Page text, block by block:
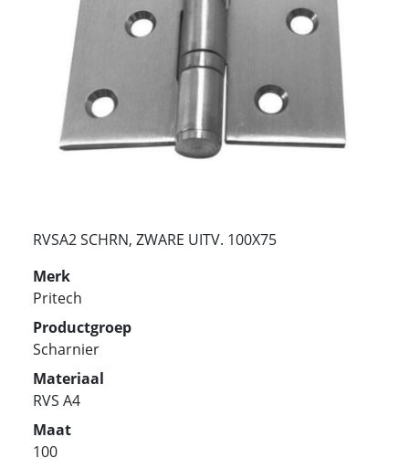
RVSA2 SCHRN, ZWARE UITV. 100X75
Merk
Pritech
Productgroep
Scharnier
Materiaal
RVS A4
Maat
100